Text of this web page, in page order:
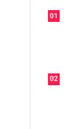
01
02